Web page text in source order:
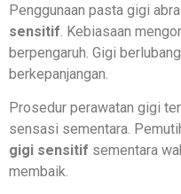
Penggunaan pasta gigi
sensitif. Kebiasaan
berpengaruh. Gigi
berkepanjangan.
Prosedur perawatan gigi
sensasi sementara.
gigi sensitif sementara
membaik.